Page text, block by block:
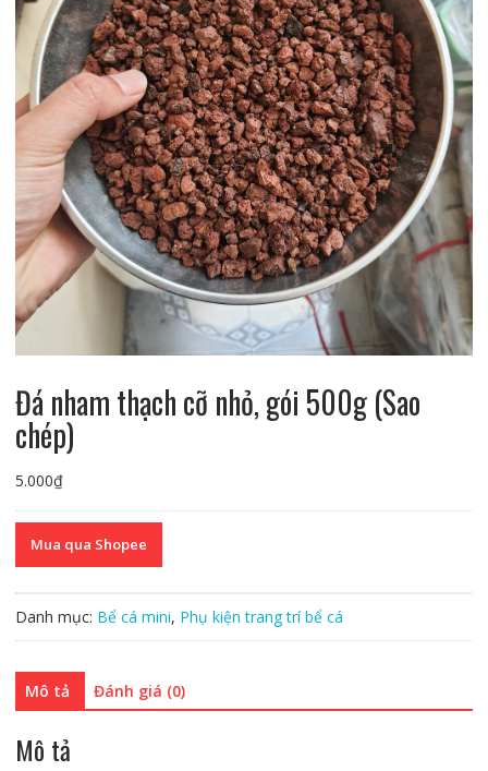
Đá nham thạch cỡ nhỏ, gói 500g (Sao
chép)
5.000₫
Mua qua Shopee
Danh mục: Bể cá mini, Phụ kiện trang trí bể cá
Mô tả Đánh giá (0)
Mô tả